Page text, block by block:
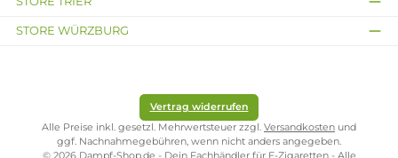
Gefahr
Folgende Infos zum Hersteller sind verfübar...
Bewertungen